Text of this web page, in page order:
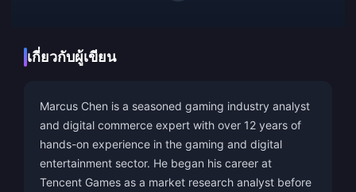
เกี่ยวกับผู้เขียน
Marcus Chen is a seasoned gaming industry analyst
and digital commerce expert with over 12 years of
hands-on experience in the gaming and digital
entertainment sector. He began his career at
Tencent Games as a market research analyst before